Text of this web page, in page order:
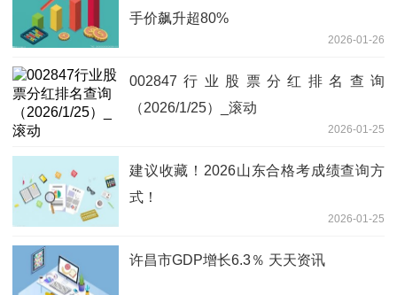
手价飙升超80%
2026-01-26
002847行业股票分红排名查询
（2026/1/25）_滚动
2026-01-25
建议收藏！2026山东合格考成绩查询方
式！
2026-01-25
许昌市GDP增长6.3％ 天天资讯